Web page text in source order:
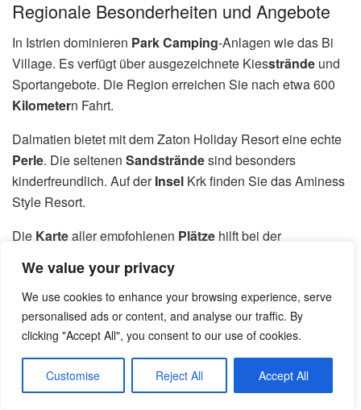
We value your privacy
We use cookies to enhance your browsing experience, serve
personalised ads or content, and analyse our traffic. By
clicking "Accept All", you consent to our use of cookies.
Customise Reject All Accept All
Regionale Besonderheiten und Angebote
In Istrien dominieren Park Camping-Anlagen wie das Bi
Village. Es verfügt über ausgezeichnete Kiesstrände und
Sportangebote. Die Region erreichen Sie nach etwa 600
Kilometern Fahrt.
Dalmatien bietet mit dem Zaton Holiday Resort eine echte
Perle. Die seltenen Sandsträndesind besonders
kinderfreundlich. Auf derInsel Krk finden Sie das Aminess
Style Resort.
Die Kartealler empfohlenen Plätze hilft bei der
Kroatien2025 optimal.
Fazit
Ihre Reiseplanung für das kommende Jahr erhält mit
diesen Tipps den letzten Schliff. Sie verfügen nun über alle
wichtigen Informationen für IhrenCampingurlaub